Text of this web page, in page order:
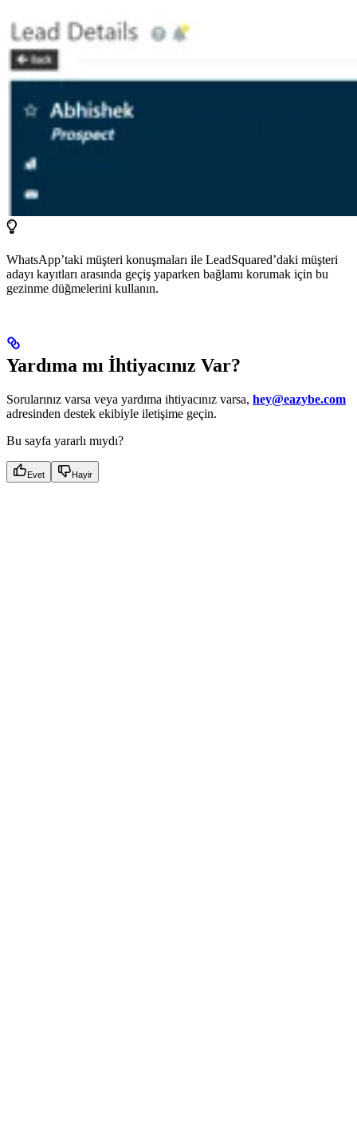
WhatsApp’taki müşteri konuşmaları ile LeadSquared’daki müşteri
adayı kayıtları arasında geçiş yaparken bağlamı korumak için bu
gezinme düğmelerini kullanın.
Yardıma mı İhtiyacınız Var?
Sorularınız varsa veya yardıma ihtiyacınız varsa, hey@eazybe.com
adresinden destek ekibiyle iletişime geçin.
Bu sayfa yararlı mıydı?
Evet Hayir